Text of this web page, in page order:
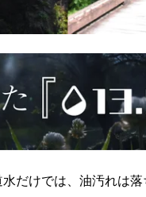
だけでは、油汚れは落